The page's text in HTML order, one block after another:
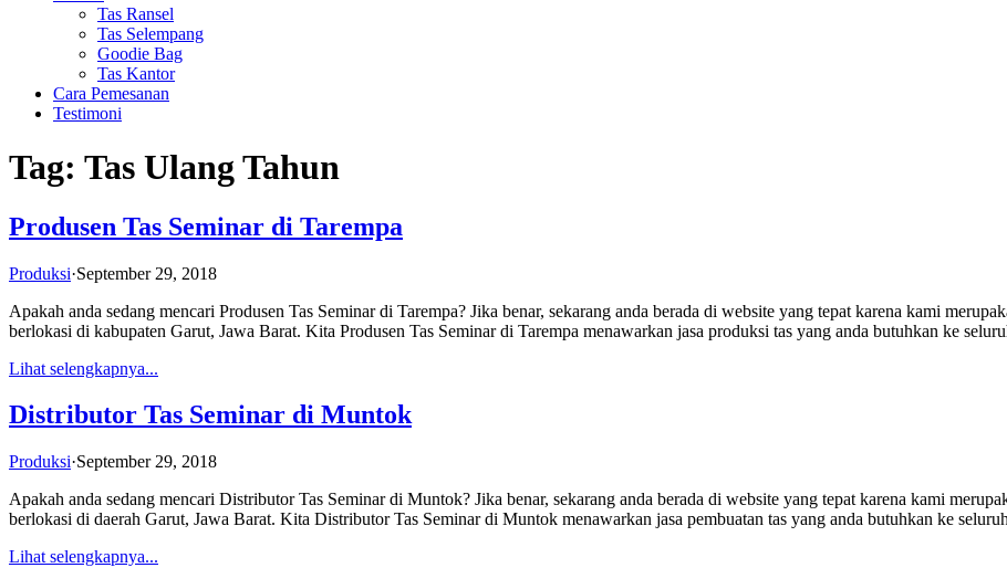
Tas Ransel
Tas Selempang
Goodie Bag
Tas Kantor
Cara Pemesanan
Testimoni
Tag: Tas Ulang Tahun
Produsen Tas Seminar di Tarempa
Produksi·September 29, 2018
Apakah anda sedang mencari Produsen Tas Seminar di Tarempa? Jika benar, sekarang anda berada di website yang tepat karena kami
berlokasi di kabupaten Garut, Jawa Barat. Kita Produsen Tas Seminar di Tarempa menawarkan jasa produksi tas yang anda butuhkan ke
Lihat selengkapnya...
Distributor Tas Seminar di Muntok
Produksi·September 29, 2018
Apakah anda sedang mencari Distributor Tas Seminar di Muntok? Jika benar, sekarang anda berada di website yang tepat karena kami
berlokasi di daerah Garut, Jawa Barat. Kita Distributor Tas Seminar di Muntok menawarkan jasa pembuatan tas yang anda butuhkan ke
Lihat selengkapnya...